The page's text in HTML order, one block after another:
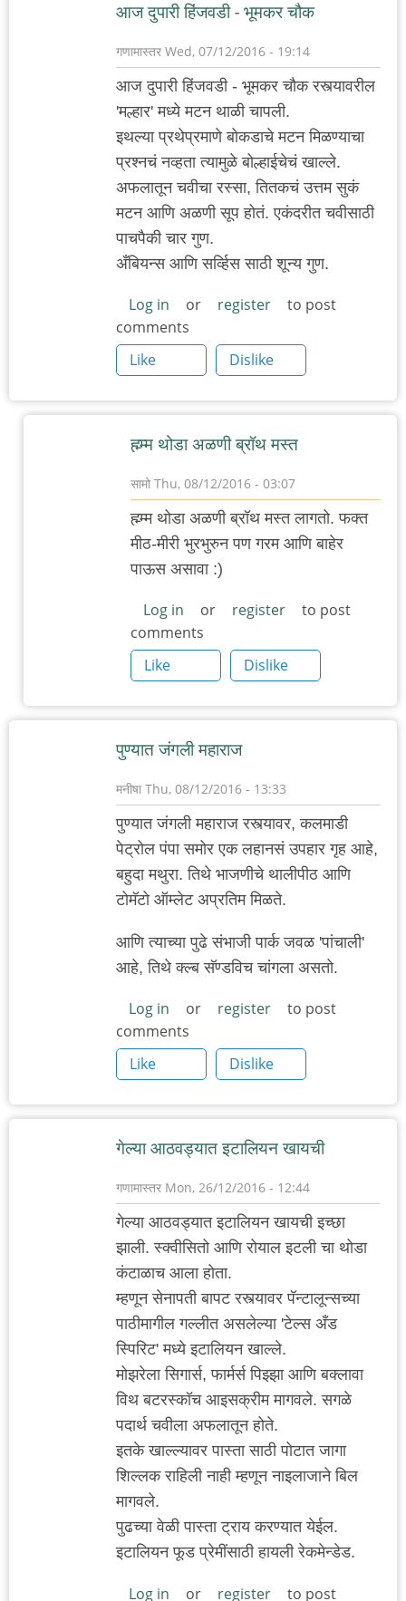
आज दुपारी हिंजवडी - भूमकर चौक
गणामास्तर Wed, 07/12/2016 - 19:14
आज दुपारी हिंजवडी - भूमकर चौक रस्त्यावरील
'मल्हार' मध्ये मटन थाळी चापली.
इथल्या प्रथेप्रमाणे बोकडाचे मटन मिळण्याचा
प्रश्नचं नव्हता त्यामुळे बोल्हाईचेचं खाल्ले.
अफलातून चवीचा रस्सा, तितकचं उत्तम सुकं
मटन आणि अळणी सूप होतं. एकंदरीत चवीसाठी
पाचपैकी चार गुण.
अँबियन्स आणि सर्व्हिस साठी शून्य गुण.
Log in or register
to post
comments
Like
Dislike
ह्म्म्म थोडा अळणी ब्रॉथ मस्त
सामो Thu, 08/12/2016 - 03:07
In
reply
दुपारी
हिंजवडी
-
भूमकर
चौक
गणामास्तर
ह्म्म्म थोडा अळणी ब्रॉथ मस्त लागतो. फक्त
मीठ-मीरी भुरभुरुन पण गरम आणि बाहेर
पाऊस असावा :)
Log in or register
to post
comments
Like
Dislike
पुण्यात जंगली महाराज
मनीषा Thu, 08/12/2016 - 13:33
पुण्यात जंगली महाराज रस्त्यावर, कलमाडी
पेट्रोल पंपा समोर एक लहानसं उपहार गृह आहे,
बहुदा मथुरा. तिथे भाजणीचे थालीपीठ आणि
टोमॅटो ऑम्लेट अप्रतिम मिळते.
आणि त्याच्या पुढे संभाजी पार्क जवळ 'पांचाली'
आहे, तिथे क्ल्ब सॅण्डविच चांगला असतो.
Log in or register
to post
comments
Like
Dislike
गेल्या आठवड्यात इटालियन खायची
गणामास्तर Mon, 26/12/2016 - 12:44
गेल्या आठवड्यात इटालियन खायची इच्छा
झाली. स्क्वीसितो आणि रोयाल इटली चा थोडा
कंटाळाच आला होता.
म्हणून सेनापती बापट रस्त्यावर पॅन्टालून्सच्या
पाठीमागील गल्लीत असलेल्या 'टेल्स अँड
स्पिरिट' मध्ये इटालियन खाल्ले.
मोझरेला सिगार्स, फार्मर्स पिझ्झा आणि बक्लावा
विथ बटरस्कॉच आइसक्रीम मागवले. सगळे
पदार्थ चवीला अफलातून होते.
इतके खाल्ल्यावर पास्ता साठी पोटात जागा
शिल्लक राहिली नाही म्हणून नाइलाजाने बिल
मागवले.
पुढच्या वेळी पास्ता ट्राय करण्यात येईल.
इटालियन फूड प्रेमींसाठी हायली रेकमेन्डेड.
Log in or register to post